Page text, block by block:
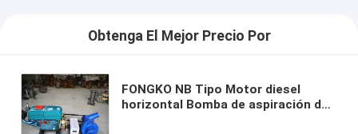
Obtenga El Mejor Precio Por
FONGKO NB Tipo Motor diesel
horizontal Bomba de aspiración de